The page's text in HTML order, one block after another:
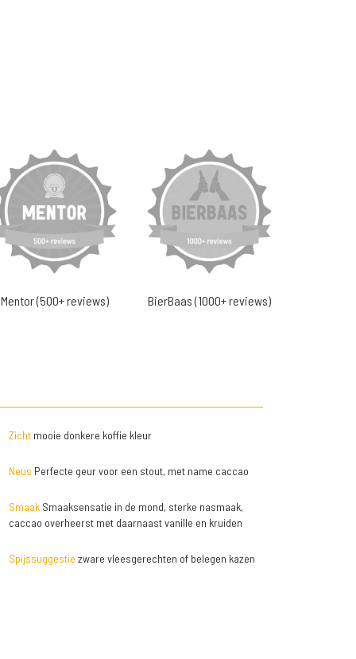
Mentor (500+ reviews) BierBaas (1000+ reviews)
Zichtmooie donkere koffie kleur
Neus Perfecte geur voor een stout, met name caccao
SmaakSmaaksensatie in de mond, sterke nasmaak,
caccao overheerst met daarnaast vanille en kruiden
Spijssuggestie zware vleesgerechten of belegen kazen